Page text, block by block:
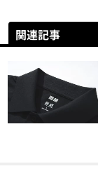
関連記事